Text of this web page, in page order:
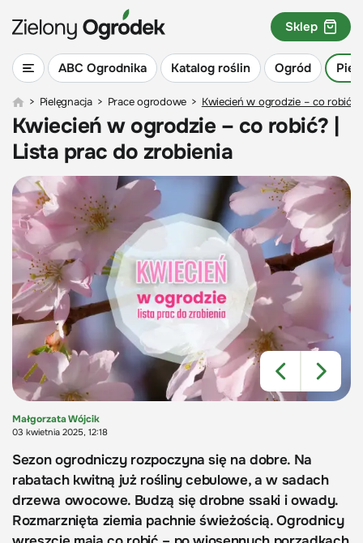
ABC Ogrodnika Katalog roślin Ogród
Sklep
> Pielęgnacja > Prace ogrodowe > Kwiecień w ogrodzie – co robić?
Kwiecień w ogrodzie – co robić? |
Lista prac do zrobienia
Małgorzata Wójcik
03 kwietnia 2025, 12:18
Sezon ogrodniczy rozpoczyna się na dobre. Na
rabatach kwitną już rośliny cebulowe, a w sadach
drzewa owocowe. Budzą się drobne ssaki i owady.
Rozmarznięta ziemia pachnie świeżością. Ogrodnicy